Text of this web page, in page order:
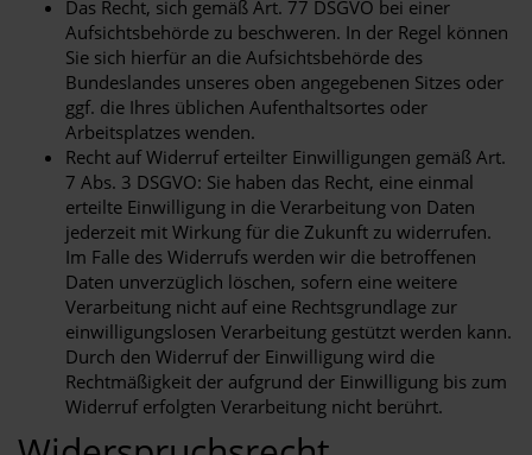
Das Recht, sich gemäß Art. 77 DSGVO bei einer
Aufsichtsbehörde zu beschweren. In der Regel können
Sie sich hierfür an die Aufsichtsbehörde des
Bundeslandes unseres oben angegebenen Sitzes oder
ggf. die Ihres üblichen Aufenthaltsortes oder
Arbeitsplatzes wenden.
Recht auf Widerruf erteilter Einwilligungen gemäß Art.
7 Abs. 3 DSGVO: Sie haben das Recht, eine einmal
erteilte Einwilligung in die Verarbeitung von Daten
jederzeit mit Wirkung für die Zukunft zu widerrufen.
Im Falle des Widerrufs werden wir die betroffenen
Daten unverzüglich löschen, sofern eine weitere
Verarbeitung nicht auf eine Rechtsgrundlage zur
einwilligungslosen Verarbeitung gestützt werden kann.
Durch den Widerruf der Einwilligung wird die
Rechtmäßigkeit der aufgrund der Einwilligung bis zum
Widerruf erfolgten Verarbeitung nicht berührt.